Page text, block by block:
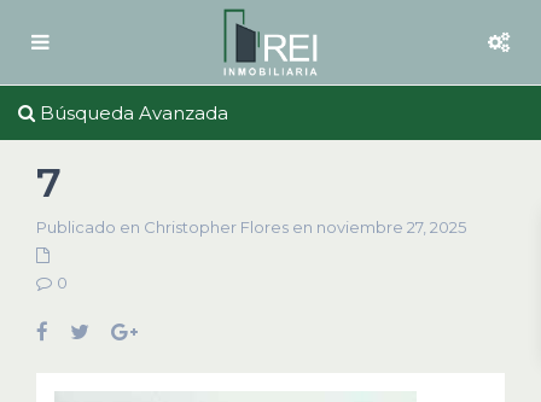
Búsqueda Avanzada
7
Publicado en Christopher Flores en noviembre 27, 2025
0